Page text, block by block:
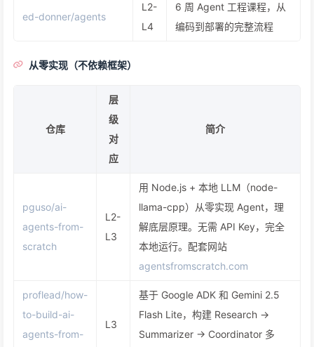
ed-donner/agents
L2-
L4
6 周 Agent 工程课程，从
编码到部署的完整流程
从零实现（不依赖框架）
仓库
层
级
对
应
简介
pguso/ai-
agents-from-
scratch
L2-
L3
用 Node.js + 本地 LLM（node-
llama-cpp）从零实现 Agent，理
解底层原理。无需 API Key，完全
本地运行。配套网站
agentsfromscratch.com
proflead/how-
to-build-ai-
agents-from-
L3
基于 Google ADK 和 Gemini 2.5
Flash Lite，构建 Research →
Summarizer → Coordinator 多